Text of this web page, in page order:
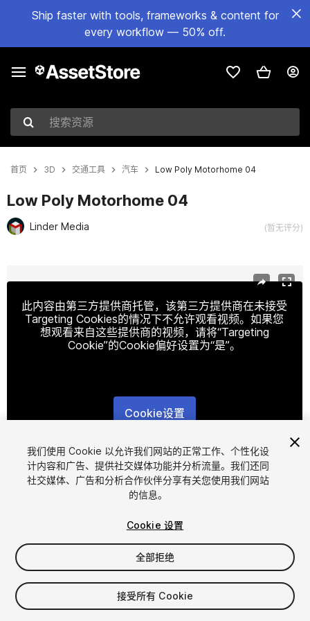
Ship faster with tools, frameworks & content for
every workflow — 50% off.
搜索资源
首页 3D 交通工具 汽车 Low Poly Motorhome 04
Low Poly Motorhome 04
Linder Media (暂无评分)
此内容由第三方提供商托管，该第三方提供商在未接受
Targeting Cookies的情况下不允许观看视频。如果您
想观看来自这些提供商的视频，请将“Targeting
Cookie”的Cookie偏好设置为“是”。
Cookie设置
1/19
$4.99
增值税将在结算时计算
我们使用 Cookie 以允许我们网站的正常工作、个性化设
计内容和广告、提供社交媒体功能并分析流量。我们还同
社交媒体、广告和分析合作伙伴分享有关您使用我们网站
的信息。
Cookie 设置
全部拒绝
接受所有 Cookie